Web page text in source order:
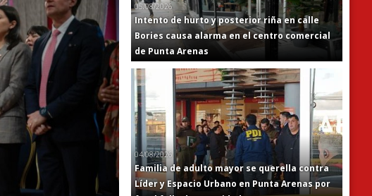
05/08/2026
Intento de hurto y posterior riña en calle
Bories causa alarma en el centro comercial
de Punta Arenas
04/08/2026
Familia de adulto mayor se querella contra
Líder y Espacio Urbano en Punta Arenas por